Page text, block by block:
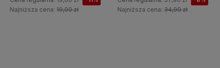
Najniższa cena: 19,00 zł Najniższa cena: 34,99 zł